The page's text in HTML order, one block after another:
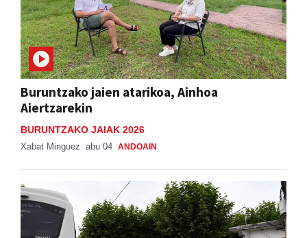
Buruntzako jaien atarikoa, Ainhoa
Aiertzarekin
BURUNTZAKO JAIAK 2026
Xabat Minguez abu 04 ANDOAIN